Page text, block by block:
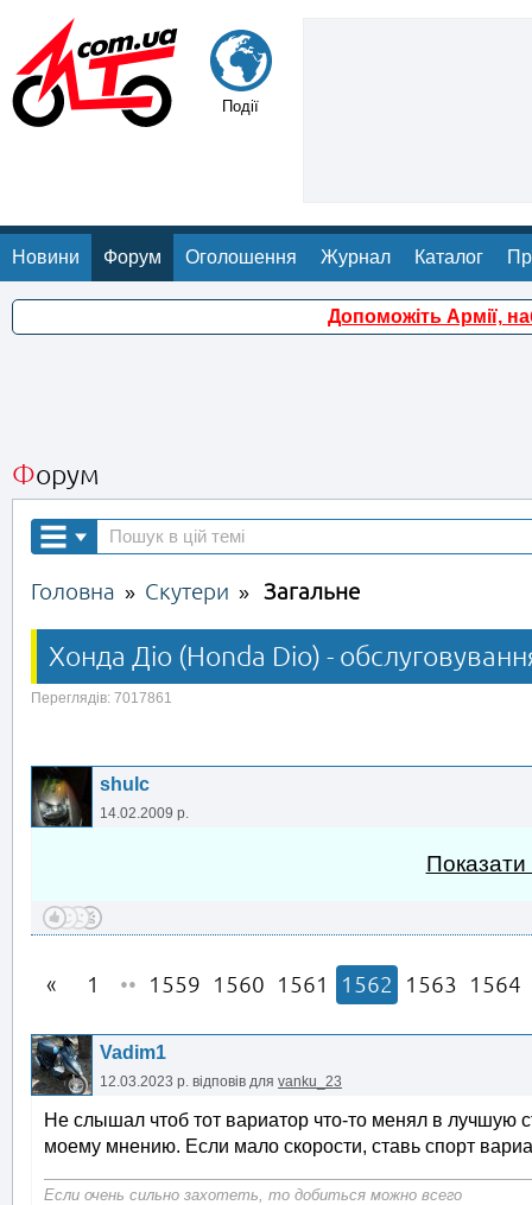
Події
Новини Форум Оголошення Журнал Каталог
Допоможіть Армії,
Форум
Головна » Скутери » Загальне
Хонда Діо (Honda Dio) -
Переглядів: 7017861
shulc
14.02.2009 р.
Показати
1 •• 1559 1560 1561 1562 1563 1564
Vadim1
12.03.2023 р. відповів для vanku_23
Не слышал чтоб тот вариатор что-то менял в лучшую
моему мнению. Если мало скорости, ставь спорт
Если очень сильно захотеть, то добиться можно всего